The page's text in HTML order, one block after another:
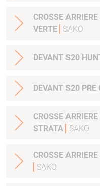
CROSSE
VERTE
SAKO
DEVANT S20
DEVANT S20
CROSSE
STRATA
SAKO
CROSSE
SAKO